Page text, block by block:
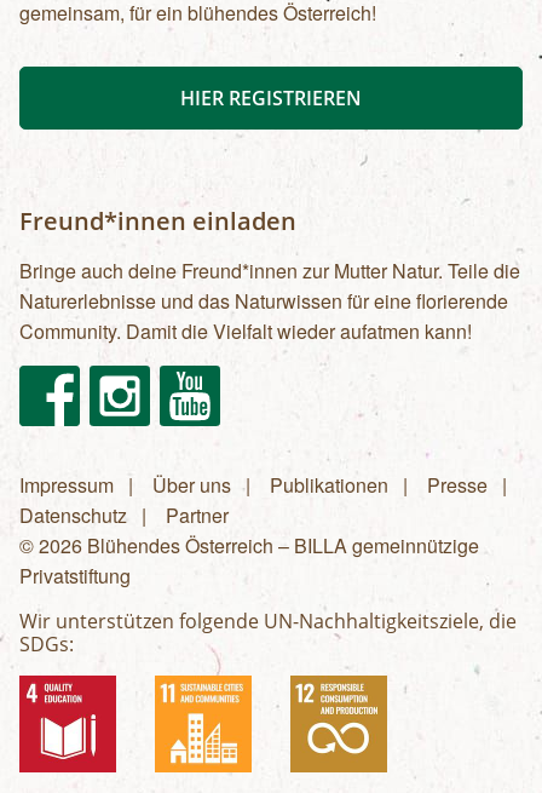
gemeinsam, für ein blühendes Österreich!
HIER REGISTRIEREN
Freund*innen einladen
Bringe auch deine Freund*innen zur Mutter Natur. Teile die
Naturerlebnisse und das Naturwissen für eine florierende
Community. Damit die Vielfalt wieder aufatmen kann!
FacebookInstagram Youtube
Fußzeilenmenü
Impressum Über uns Publikationen
Presse
Datenschutz
Partner
© 2026 Blühendes Österreich – BILLA gemeinnützige
Privatstiftung
Wir unterstützen folgende UN-Nachhaltigkeitsziele, die
SDGs: